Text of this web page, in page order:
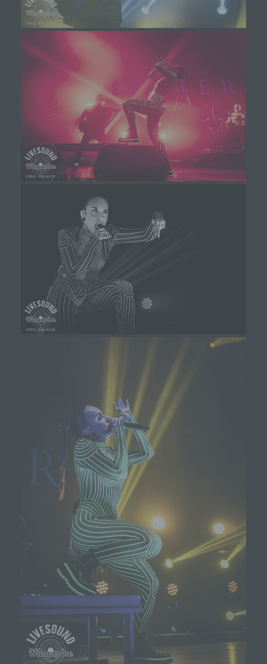
erleichtern. Der Benutzer einer Internetseite, die
Cookies verwendet, muss beispielsweise nicht bei
jedem Besuch der Internetseite erneut seine
Zugangsdaten eingeben, weil dies von der
Internetseite und dem auf dem Computersystem
des Benutzers abgelegten Cookie übernommen
wird. Ein weiteres Beispiel ist das Cookie eines
Warenkorbes im Online-Shop. Der Online-Shop
merkt sich die Artikel, die ein Kunde in den
virtuellen Warenkorb gelegt hat, über ein Cookie.
Die betroffene Person kann die Setzung von
Cookies durch unsere Internetseite jederzeit
mittels einer entsprechenden Einstellung des
genutzten Internetbrowsers verhindern und damit
widersprechen. Ferner können bereits gesetzte
Cookies jederzeit über einen Internetbrowser oder
andere Softwareprogramme gelöscht werden. Dies
ist in allen gängigen Internetbrowsern möglich.
Deaktiviert die betroffene Person die Setzung von
Cookies in dem genutzten Internetbrowser, sind
unter Umständen nicht alle Funktionen unserer
Internetseite vollumfänglich nutzbar.
Erfassung von allgemeinen Daten und
Informationen
Die Internetseite erfasst mit jedem Aufruf der
Internetseite durch eine betroffene Person oder ein
gespeichert. Erfasst werden können die (1)
verwendeten Browsertypen und Versionen, (2) das
vom zugreifenden System verwendete
Betriebssystem, (3) die Internetseite, von welcher ein
zugreifendes System auf unsere Internetseite gelangt
(sogenannte Referrer), (4) die Unterwebseiten, welche
über ein zugreifendes System auf unserer Internetseite
angesteuert werden, (5) das Datum und die Uhrzeit
eines Zugriffs auf die Internetseite, (6) eine Internet-
Protokoll-Adresse (IP-Adresse), (7) der Internet-
Service-Provider des zugreifenden Systems und (8)
sonstige ähnliche Daten und Informationen, die der
Gefahrenabwehr im Falle von Angriffen auf unsere
informationstechnologischen Systeme dienen.
Bei der Nutzung dieser allgemeinen Daten und
Informationen ziehen wird keine Rückschlüsse auf
die betroffene Person. Diese Informationen werden
vielmehr benötigt, um (1) die Inhalte unserer
Internetseite korrekt auszuliefern, (2) die Inhalte
unserer Internetseite sowie die Werbung für diese
zu optimieren, (3) die dauerhafte
Funktionsfähigkeit unserer
informationstechnologischen Systeme und der
Technik unserer Internetseite zu gewährleisten
sowie (4) um Strafverfolgungsbehörden im Falle